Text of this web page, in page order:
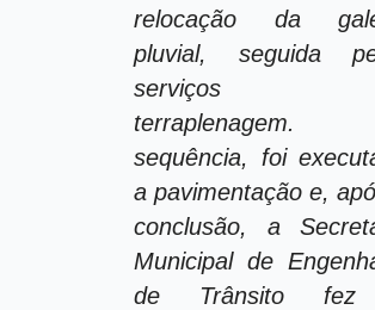
relocação da
pluvial, seguida
serviços
terraplenagem.
sequência, foi
a pavimentação e,
conclusão, a
Municipal de
de Trânsito